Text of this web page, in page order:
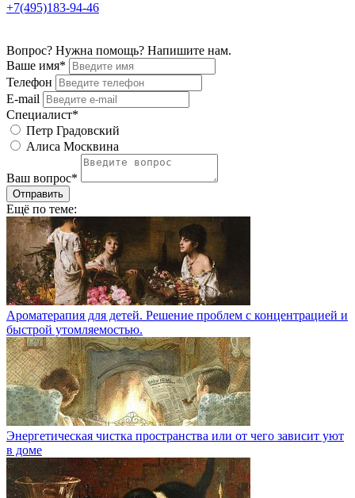
+7(495)183-94-46
Вопрос? Нужна помощь? Напишите нам.
Ваше имя*
Телефон
E-mail
Специалист*
Петр Градовский
Алиса Москвина
Ваш вопрос*
Отправить
Ещё по теме:
Ароматерапия для детей. Решение проблем с концентрацией и
быстрой утомляемостью.
Энергетическая чистка пространства или от чего зависит уют
в доме